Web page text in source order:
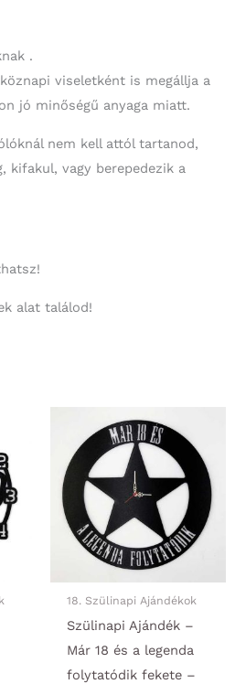
.
viseletként is megállja a
jó minőségű anyaga miatt.
nem kell attól tartanod,
kifakul, vagy berepedezik a
alat találod!
18. Szülinapi Ajándékok
Szülinapi Ajándék –
Már 18 és a legenda
folytatódik fekete –